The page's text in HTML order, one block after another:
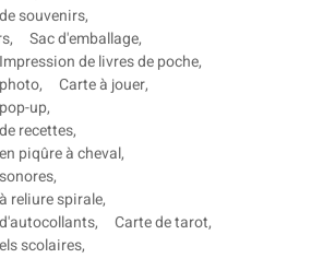
souvenirs,
, Sac d'emballage,
Impression de livres de poche,
, Carte à jouer,
up,
recettes,
piqûre à cheval,
,
reliure spirale,
, Carte de tarot,
scolaires,